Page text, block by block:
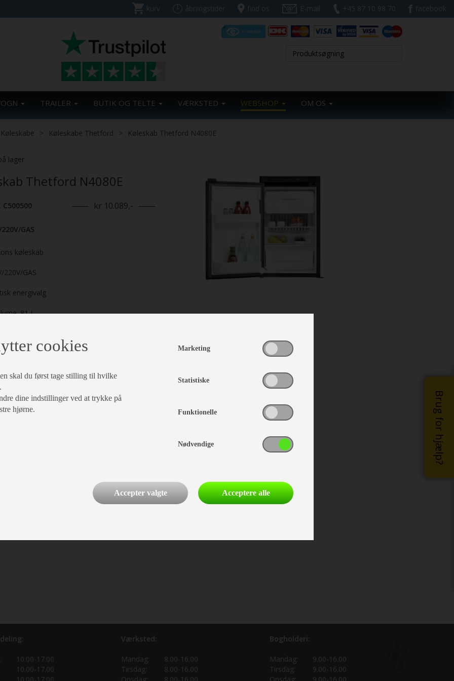
kurv åbningstider find os E-mail +45 87 10 98 70 facebook
TRAILER BUTIK OG TELTE VÆRKSTED WEBSHOP OM OS
Brug for hjælp?
Køleskabe Køleskabe Thetford Køleskab Thetford N4080E
lager
Thetford N4080E
kr 10.089,-
GAS
køleskab
220V/GAS
energivalg
81 L.
udskæring
2,4kWh/24h
(gns.): 240g/24t
kg.
læg i kurv
10.00-17.00
10.00-17.00
Værksted:
Mandag:
8.00-16.00
Tirsdag:
8.00-16.00
Bogholderi:
Mandag:
9.00-16.00
Tirsdag:
9.00-16.00
cookies
skal du først tage stilling til hvilke
dine indstillinger ved at trykke på
hjørne.
Marketing
Statistiske
Funktionelle
Nødvendige
Accepter valgte Acceptere alle